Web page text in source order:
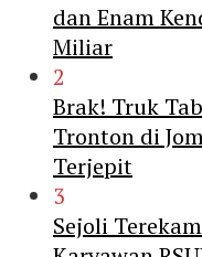
dan Enam
Miliar
2
Brak! Truk
Tronton di
Terjepit
3
Sejoli